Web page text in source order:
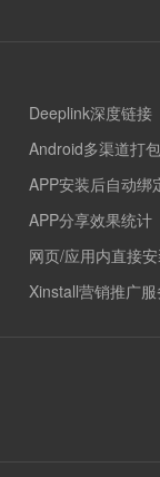
Deeplink深度链接
Android多渠道打包
APP安装后自动绑
APP分享效果统计
网页/应用内直接
Xinstall营销推广